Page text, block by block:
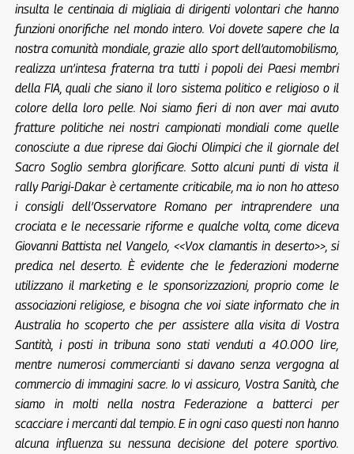
insulta le centinaia di migliaia di dirigenti volontari che hanno
funzioni onorifiche nel mondo intero. Voi dovete sapere che la
nostra comunità mondiale, grazie allo sport dell’automobilismo,
realizza un’intesa fraterna tra tutti i popoli dei Paesi membri
della FIA, quali che siano il loro sistema politico e religioso o il
colore della loro pelle. Noi siamo fieri di non aver mai avuto
fratture politiche nei nostri campionati mondiali come quelle
conosciute a due riprese dai Giochi Olimpici che il giornale del
Sacro Soglio sembra glorificare. Sotto alcuni punti di vista il
rally Parigi-Dakar è certamente criticabile, ma io non ho atteso
i consigli dell’Osservatore Romano per intraprendere una
crociata e le necessarie riforme e qualche volta, come diceva
Giovanni Battista nel Vangelo, <<Vox clamantis in deserto>>, si
predica nel deserto. È evidente che le federazioni moderne
utilizzano il marketing e le sponsorizzazioni, proprio come le
associazioni religiose, e bisogna che voi siate informato che in
Australia ho scoperto che per assistere alla visita di Vostra
Santità, i posti in tribuna sono stati venduti a 40.000 lire,
mentre numerosi commercianti si davano senza vergogna al
commercio di immagini sacre. Io vi assicuro, Vostra Sanità, che
siamo in molti nella nostra Federazione a batterci per
scacciare i mercanti dal tempio. E in ogni caso questi non hanno
alcuna influenza su nessuna decisione del potere sportivo.